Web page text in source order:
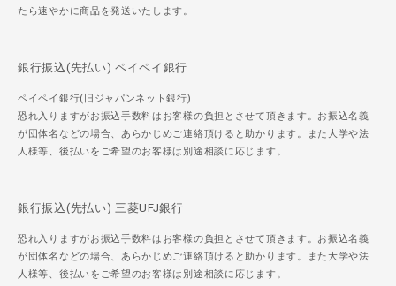
たら速やかに商品を発送いたします。
銀行振込(先払い) ペイペイ銀行
ペイペイ銀行(旧ジャパンネット銀行)
恐れ入りますがお振込手数料はお客様の負担とさせて頂きます。お振込名義
が団体名などの場合、あらかじめご連絡頂けると助かります。また大学や法
人様等、後払いをご希望のお客様は別途相談に応じます。
銀行振込(先払い) 三菱UFJ銀行
恐れ入りますがお振込手数料はお客様の負担とさせて頂きます。お振込名義
が団体名などの場合、あらかじめご連絡頂けると助かります。また大学や法
人様等、後払いをご希望のお客様は別途相談に応じます。